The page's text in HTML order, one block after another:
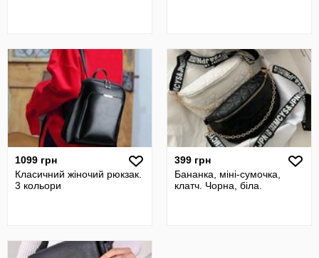
1099 грн
Класичний жіночий рюкзак.
3 кольори
399 грн
Бананка, міні-сумочка,
клатч. Чорна, біла.